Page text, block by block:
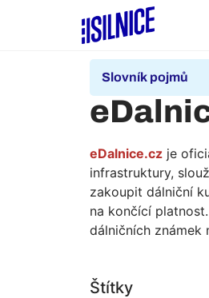
Slovník pojmů
eDalnice.cz je
infrastruktury,
zakoupit dálniční
na končící
dálničních známek
Štítky